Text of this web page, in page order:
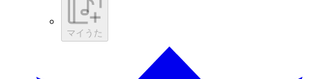
マイうた